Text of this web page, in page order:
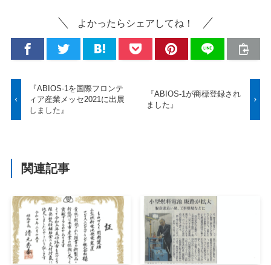
よかったらシェアしてね！
『ABIOS-1を国際フロンテ
ィア産業メッセ2021に出展
しました』
『ABIOS-1が商標登録され
ました』
関連記事